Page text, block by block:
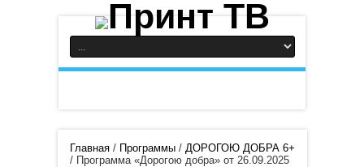
Главная/ Программы/ ДОРОГОЮ ДОБРА 6+
/ Программа «Дорогою добра» от 26.09.2025